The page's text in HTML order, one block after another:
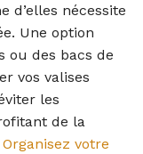
d’elles nécessite
Une option
ou des bacs de
vos valises
les
de la
Organisez votre